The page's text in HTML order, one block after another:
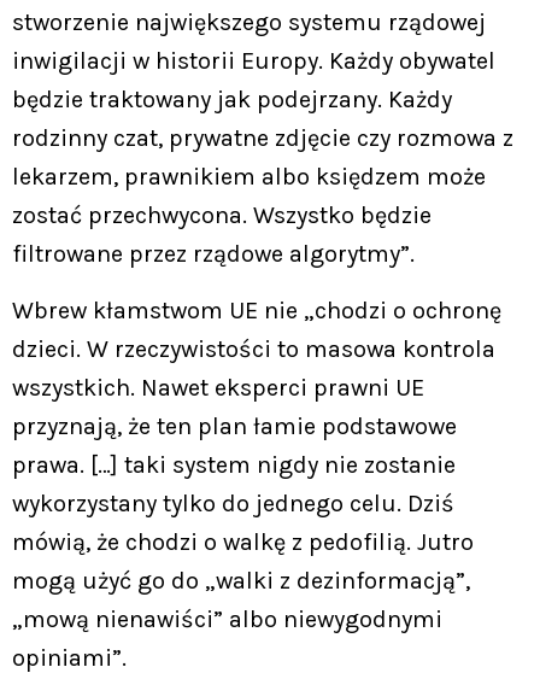
stworzenie największego systemu rządowej
inwigilacji w historii Europy. Każdy obywatel
będzie traktowany jak podejrzany. Każdy
rodzinny czat, prywatne zdjęcie czy rozmowa z
lekarzem, prawnikiem albo księdzem może
zostać przechwycona. Wszystko będzie
filtrowane przez rządowe algorytmy”.
Wbrew kłamstwom UE nie „chodzi o ochronę
dzieci. W rzeczywistości to masowa kontrola
wszystkich. Nawet eksperci prawni UE
przyznają, że ten plan łamie podstawowe
prawa. […] taki system nigdy nie zostanie
wykorzystany tylko do jednego celu. Dziś
mówią, że chodzi o walkę z pedofilią. Jutro
mogą użyć go do „walki z dezinformacją”,
„mową nienawiści” albo niewygodnymi
opiniami”.